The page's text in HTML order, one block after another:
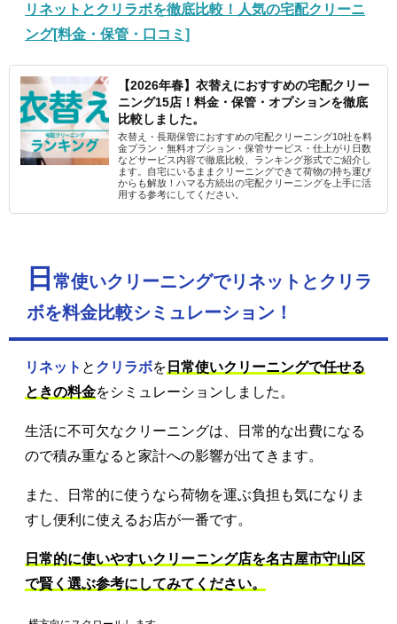
リネットとクリラボを徹底比較！人気の宅配クリーニ
ング[料金・保管・口コミ]
【2026年春】衣替えにおすすめの宅配クリー
ニング15店！料金・保管・オプションを徹底
比較しました。
衣替え・長期保管におすすめの宅配クリーニング10社を料
金プラン・無料オプション・保管サービス・仕上がり日数
などサービス内容で徹底比較、ランキング形式でご紹介し
ます。自宅にいるままクリーニングできて荷物の持ち運び
からも解放！ハマる方続出の宅配クリーニングを上手に活
用する参考にしてください。
日 常使いクリーニングでリネットとクリラ
ボを料金比較シミュレーション！
リネット と クリラボを 日常使いクリーニングで任せる
ときの料金をシミュレーションしました。
生活に不可欠なクリーニングは、日常的な出費になる
ので積み重なると家計への影響が出てきます。
また、日常的に使うなら荷物を運ぶ負担も気になりま
すし便利に使えるお店が一番です。
日常的に使いやすいクリーニング店を名古屋市守山区
で賢く選ぶ参考にしてみてください。